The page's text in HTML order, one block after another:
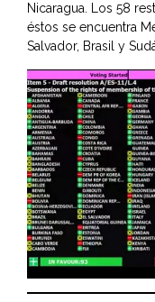
Nicaragua. Los 58
éstos se encuentra
Salvador, Brasil y